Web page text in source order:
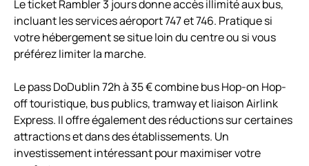
Le ticket Rambler 3 jours donne accès illimité aux bus,
incluant les services aéroport 747 et 746. Pratique si
votre hébergement se situe loin du centre ou si vous
préférez limiter la marche.
Le pass DoDublin 72h à 35 € combine bus Hop-on Hop-
off touristique, bus publics, tramway et liaison Airlink
Express. Il offre également des réductions sur certaines
attractions et dans des établissements. Un
investissement intéressant pour maximiser votre